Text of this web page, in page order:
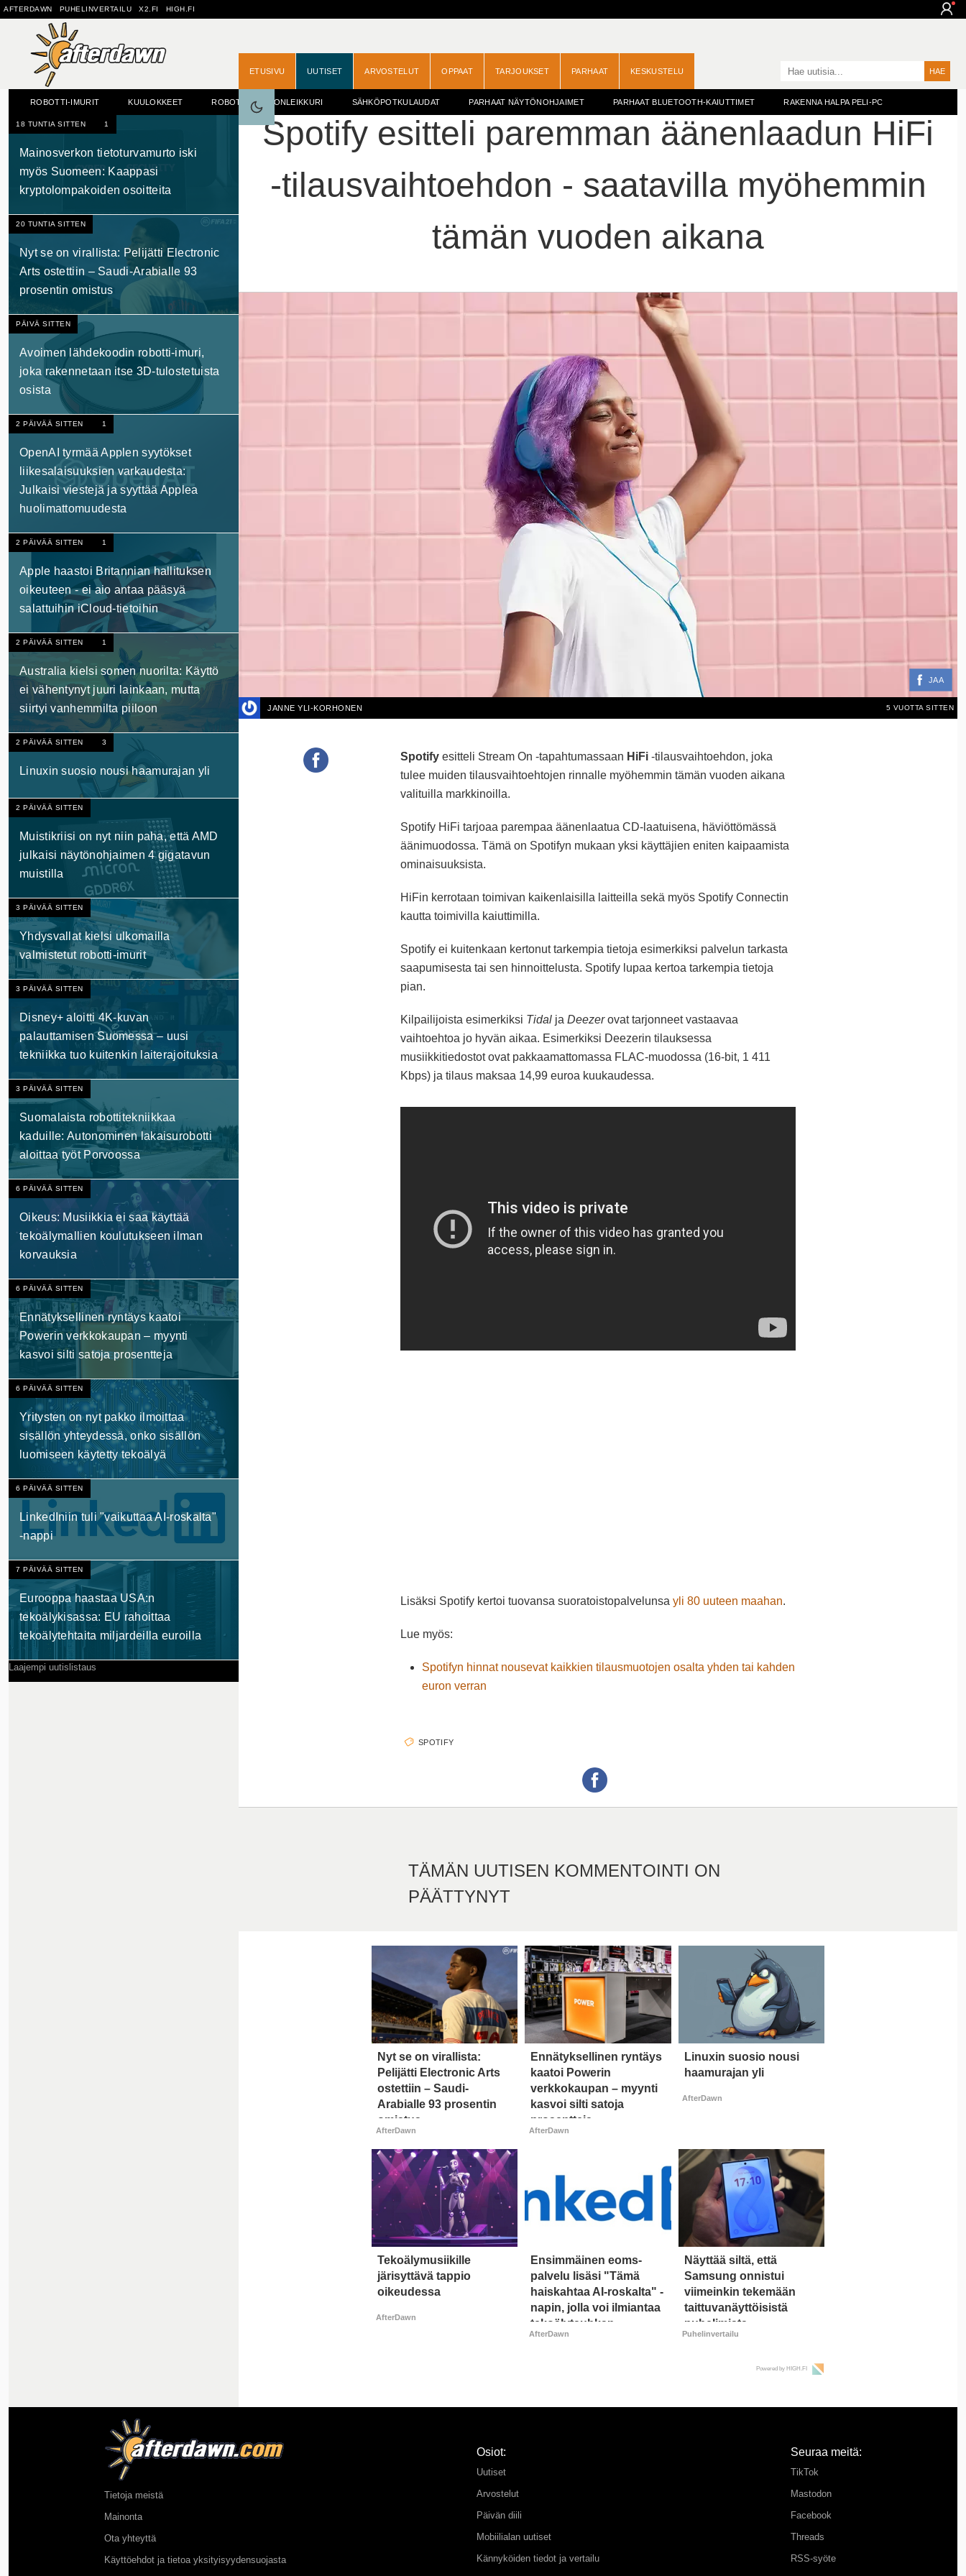
AFTERDAWN PUHELINVERTAILU X2.FI HIGH.FI
ETUSIVU UUTISET ARVOSTELUT OPPAAT TARJOUKSET PARHAAT KESKUSTELU
ROBOTTI-IMURIT KUULOKKEET ROBOTTIRUOHONLEIKKURI SÄHKÖPOTKULAUDAT PARHAAT NÄYTÖNOHJAIMET PARHAAT BLUETOOTH-KAIUTTIMET RAKENNA HALPA PELI-PC
OPAS: KOVALEVYN VAIHTO
18 TUNTIA SITTEN 1
Mainosverkon tietoturvamurto iski
myös Suomeen: Kaappasi
kryptolompakoiden osoitteita
20 TUNTIA SITTEN
Nyt se on virallista: Pelijätti Electronic
Arts ostettiin – Saudi-Arabialle 93
prosentin omistus
PÄIVÄ SITTEN
Avoimen lähdekoodin robotti-imuri,
joka rakennetaan itse 3D-tulostetuista
osista
2 PÄIVÄÄ SITTEN 1
OpenAI tyrmää Applen syytökset
liikesalaisuuksien varkaudesta:
Julkaisi viestejä ja syyttää Applea
huolimattomuudesta
2 PÄIVÄÄ SITTEN 1
Apple haastoi Britannian hallituksen
oikeuteen - ei aio antaa pääsyä
salattuihin iCloud-tietoihin
2 PÄIVÄÄ SITTEN 1
Australia kielsi somen nuorilta: Käyttö
ei vähentynyt juuri lainkaan, mutta
siirtyi vanhemmilta piiloon
2 PÄIVÄÄ SITTEN 3
Linuxin suosio nousi haamurajan yli
2 PÄIVÄÄ SITTEN
Muistikriisi on nyt niin paha, että AMD
julkaisi näytönohjaimen 4 gigatavun
muistilla
3 PÄIVÄÄ SITTEN
Yhdysvallat kielsi ulkomailla
valmistetut robotti-imurit
3 PÄIVÄÄ SITTEN
Disney+ aloitti 4K-kuvan
palauttamisen Suomessa – uusi
tekniikka tuo kuitenkin laiterajoituksia
3 PÄIVÄÄ SITTEN
Suomalaista robottitekniikkaa
kaduille: Autonominen lakaisurobotti
aloittaa työt Porvoossa
6 PÄIVÄÄ SITTEN
Oikeus: Musiikkia ei saa käyttää
tekoälymallien koulutukseen ilman
korvauksia
6 PÄIVÄÄ SITTEN
Ennätyksellinen ryntäys kaatoi
Powerin verkkokaupan – myynti
kasvoi silti satoja prosentteja
6 PÄIVÄÄ SITTEN
Yritysten on nyt pakko ilmoittaa
sisällön yhteydessä, onko sisällön
luomiseen käytetty tekoälyä
6 PÄIVÄÄ SITTEN
LinkedIniin tuli "vaikuttaa AI-roskalta"
-nappi
7 PÄIVÄÄ SITTEN
Eurooppa haastaa USA:n
tekoälykisassa: EU rahoittaa
tekoälytehtaita miljardeilla euroilla
Laajempi uutislistaus
Spotify esitteli paremman äänenlaadun HiFi
-tilausvaihtoehdon - saatavilla myöhemmin
tämän vuoden aikana
JAA
JANNE YLI-KORHONEN 5 VUOTTA SITTEN
Spotify esitteli Stream On -tapahtumassaan HiFi -tilausvaihtoehdon, joka
tulee muiden tilausvaihtoehtojen rinnalle myöhemmin tämän vuoden aikana
valituilla markkinoilla.
Spotify HiFi tarjoaa parempaa äänenlaatua CD-laatuisena, häviöttömässä
äänimuodossa. Tämä on Spotifyn mukaan yksi käyttäjien eniten kaipaamista
ominaisuuksista.
HiFin kerrotaan toimivan kaikenlaisilla laitteilla sekä myös Spotify Connectin
kautta toimivilla kaiuttimilla.
Spotify ei kuitenkaan kertonut tarkempia tietoja esimerkiksi palvelun tarkasta
saapumisesta tai sen hinnoittelusta. Spotify lupaa kertoa tarkempia tietoja
pian.
Kilpailijoista esimerkiksi Tidal ja Deezerovat tarjonneet vastaavaa
vaihtoehtoa jo hyvän aikaa. Esimerkiksi Deezerin tilauksessa
musiikkitiedostot ovat pakkaamattomassa FLAC-muodossa (16-bit, 1 411
Kbps) ja tilaus maksaa 14,99 euroa kuukaudessa.
Lisäksi Spotify kertoi tuovansa suoratoistopalvelunsa yli 80 uuteen maahan.
Lue myös:
Spotifyn hinnat nousevat kaikkien tilausmuotojen osalta yhden tai kahden
euron verran
SPOTIFY
TÄMÄN UUTISEN KOMMENTOINTI ON
PÄÄTTYNYT
Nyt se on virallista:
Pelijätti Electronic Arts
ostettiin – Saudi-
Arabialle 93 prosentin
omistus
AfterDawn
Ennätyksellinen ryntäys
kaatoi Powerin
verkkokaupan – myynti
kasvoi silti satoja
prosentteja
AfterDawn
Linuxin suosio nousi
haamurajan yli
AfterDawn
Tekoälymusiikille
järisyttävä tappio
oikeudessa
AfterDawn
Ensimmäinen eoms-
palvelu lisäsi "Tämä
haiskahtaa AI-roskalta" -
napin, jolla voi ilmiantaa
tekoälytauhkan
AfterDawn
Näyttää siltä, että
Samsung onnistui
viimeinkin tekemään
taittuvanäyttöisistä
puhelimista
supersuosittuja
Puhelinvertailu
Powered by HIGH.FI
Tietoja meistä
Mainonta
Ota yhteyttä
Käyttöehdot ja tietoa yksityisyydensuojasta
Osiot:
Uutiset
Arvostelut
Päivän diili
Mobiilialan uutiset
Kännyköiden tiedot ja vertailu
Seuraa meitä:
TikTok
Mastodon
Facebook
Threads
RSS-syöte